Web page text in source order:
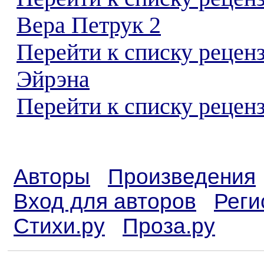
Вера Петрук 2
Перейти к списку
Эйрэна
Перейти к списку
Авторы
Произведения
Вход для авторов
Стихи.ру
Проза.ру